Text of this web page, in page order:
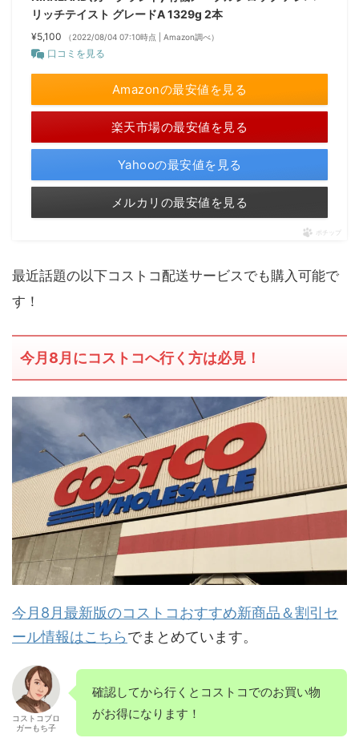
リッチテイスト グレードA 1329g 2本
¥5,100 （2022/08/04 07:10時点 | Amazon調べ）
口コミを見る
Amazonの最安値を見る
楽天市場の最安値を見る
Yahooの最安値を見る
メルカリの最安値を見る
ポチップ
最近話題の以下コストコ配送サービスでも購入可能で
す！
今月8月にコストコへ行く方は必見！
今月8月最新版のコストコおすすめ新商品＆割引セ
ール情報はこちらでまとめています。
コストコブロ
ガーもち子
確認してから行くとコストコでのお買い物
がお得になります！